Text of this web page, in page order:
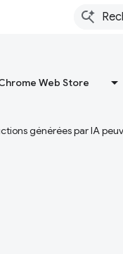
Web Store
générées par IA